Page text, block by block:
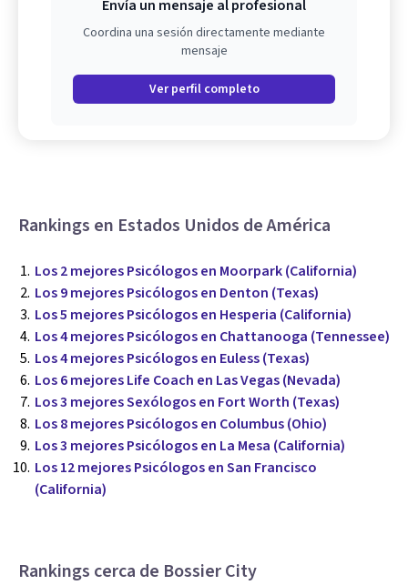
Envía un mensaje al profesional
Coordina una sesión directamente mediante
mensaje
Ver perfil completo
Rankings en Estados Unidos de América
Los 2 mejores Psicólogos en Moorpark (California)
Los 9 mejores Psicólogos en Denton (Texas)
Los 5 mejores Psicólogos en Hesperia (California)
Los 4 mejores Psicólogos en Chattanooga (Tennessee)
Los 4 mejores Psicólogos en Euless (Texas)
Los 6 mejores Life Coach en Las Vegas (Nevada)
Los 3 mejores Sexólogos en Fort Worth (Texas)
Los 8 mejores Psicólogos en Columbus (Ohio)
Los 3 mejores Psicólogos en La Mesa (California)
Los 12 mejores Psicólogos en San Francisco
(California)
Rankings cerca de Bossier City